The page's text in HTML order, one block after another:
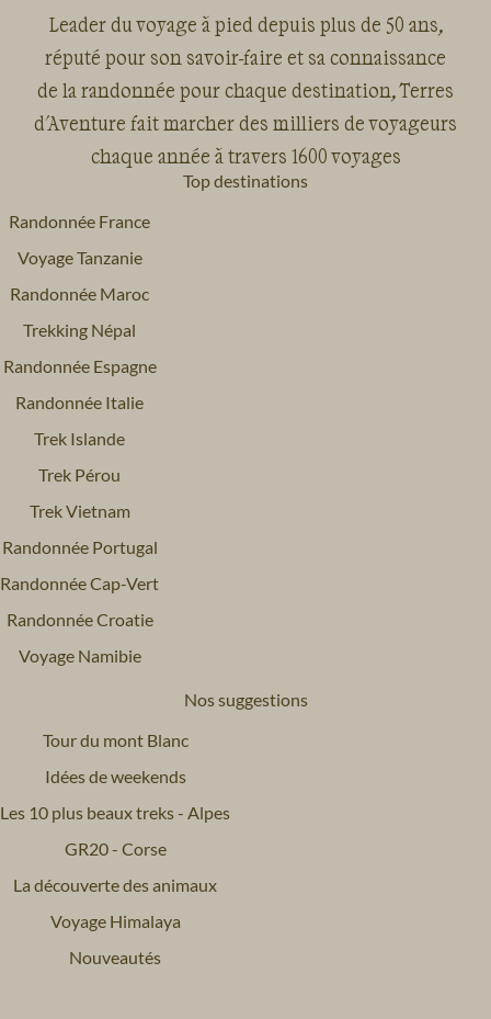
Leader du voyage à pied depuis plus de 50 ans,
réputé pour son savoir-faire et sa connaissance
de la randonnée pour chaque destination, Terres
d'Aventure fait marcher des milliers de voyageurs
chaque année à travers 1600 voyages
Top destinations
Randonnée France
Voyage Tanzanie
Randonnée Maroc
Trekking Népal
Randonnée Espagne
Randonnée Italie
Trek Islande
Trek Pérou
Trek Vietnam
Randonnée Portugal
Randonnée Cap-Vert
Randonnée Croatie
Voyage Namibie
Nos suggestions
Tour du mont Blanc
Idées de weekends
Les 10 plus beaux treks - Alpes
GR20 - Corse
La découverte des animaux
Voyage Himalaya
Nouveautés